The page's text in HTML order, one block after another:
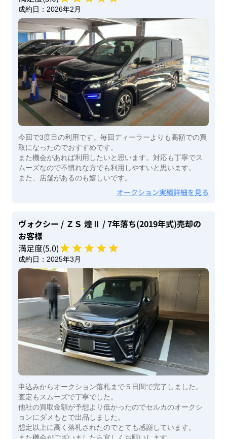
成約日： 2026年2月
今回で3度目の利用です。毎回ディーラーよりも高額での買
取になったのでおすすめです。
また機会があれば利用したいと思います。対応も丁寧でス
ムーズなので不慣れな方でも利用しやすいと思います。
また、店舗があるのも嬉しいです。
オークション実績詳細を見る
ヴォクシー / ＺＳ 煌Ⅱ / 7年落ち(2019年式)売却の
お客様
満足度(5.0)
成約日： 2025年3月
申込みからオークション落札まで５日間で完了しました。
査定もスムーズで丁寧でした。
他社の買取金額が予想より低かったのでセルカのオークシ
ョンにダメもとで出品しました。
想定以上に高く落札されたのでとても感謝しています。